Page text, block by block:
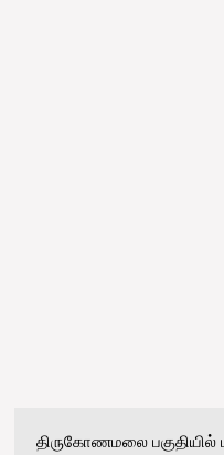
திருகோணமலை